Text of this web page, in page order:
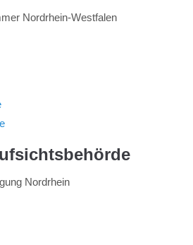
Nordrhein-Westfalen
Nordrhein